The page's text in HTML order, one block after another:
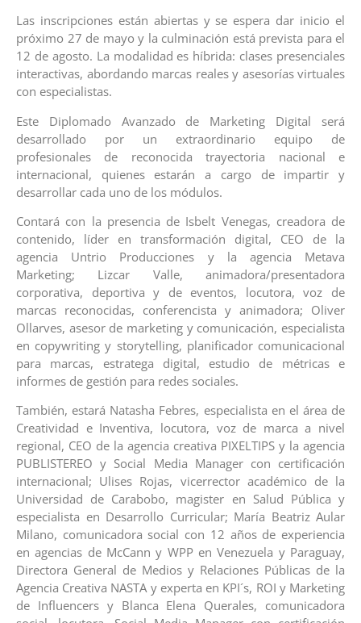
Las inscripciones están abiertas y se espera dar inicio el
próximo 27 de mayo y la culminación está prevista para el
12 de agosto. La modalidad es híbrida: clases presenciales
interactivas, abordando marcas reales y asesorías virtuales
con especialistas.
Este Diplomado Avanzado de Marketing Digital será
desarrollado por un extraordinario equipo de
profesionales de reconocida trayectoria nacional e
internacional, quienes estarán a cargo de impartir y
desarrollar cada uno de los módulos.
Contará con la presencia de Isbelt Venegas, creadora de
contenido, líder en transformación digital, CEO de la
agencia Untrio Producciones y la agencia Metava
Marketing; Lizcar Valle, animadora/presentadora
corporativa, deportiva y de eventos, locutora, voz de
marcas reconocidas, conferencista y animadora; Oliver
Ollarves, asesor de marketing y comunicación, especialista
en copywriting y storytelling, planificador comunicacional
para marcas, estratega digital, estudio de métricas e
informes de gestión para redes sociales.
También, estará Natasha Febres, especialista en el área de
Creatividad e Inventiva, locutora, voz de marca a nivel
regional, CEO de la agencia creativa PIXELTIPS y la agencia
PUBLISTEREO y Social Media Manager con certificación
internacional; Ulises Rojas, vicerrector académico de la
Universidad de Carabobo, magister en Salud Pública y
especialista en Desarrollo Curricular; María Beatriz Aular
Milano, comunicadora social con 12 años de experiencia
en agencias de McCann y WPP en Venezuela y Paraguay,
Directora General de Medios y Relaciones Públicas de la
Agencia Creativa NASTA y experta en KPI´s, ROI y Marketing
de Influencers y Blanca Elena Querales, comunicadora